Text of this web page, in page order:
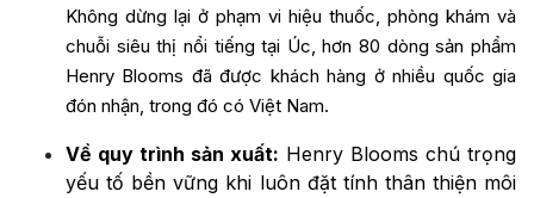
Không dừng lại ở phạm vi hiệu thuốc, phòng khám và
chuỗi siêu thị nổi tiếng tại Úc, hơn 80 dòng sản phẩm
Henry Blooms đã được khách hàng ở nhiều quốc gia
đón nhận, trong đó có Việt Nam.
Về quy trình sản xuất: Henry Blooms chú trọng
yếu tố bền vững khi luôn đặt tính thân thiện môi